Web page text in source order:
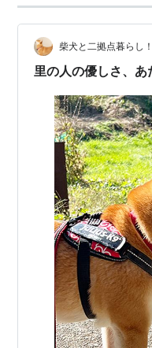
柴犬と二拠点暮らし
里の人の優しさ、あ